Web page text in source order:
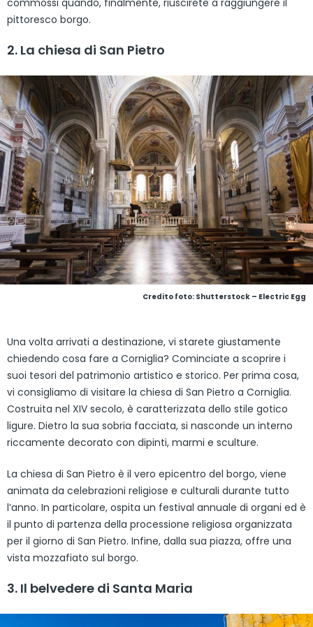
commossi quando, finalmente, riuscirete a raggiungere il
pittoresco borgo.
2. La chiesa di San Pietro
Credito foto: Shutterstock – Electric Egg
Una volta arrivati a destinazione, vi starete giustamente
chiedendo cosa fare a Corniglia? Cominciate a scoprire i
suoi tesori del patrimonio artistico e storico. Per prima cosa,
vi consigliamo di visitare la chiesa di San Pietro a Corniglia.
Costruita nel XIV secolo, è caratterizzata dello stile gotico
ligure. Dietro la sua sobria facciata, si nasconde un interno
riccamente decorato con dipinti, marmi e sculture.
La chiesa di San Pietro è il vero epicentro del borgo, viene
animata da celebrazioni religiose e culturali durante tutto
l’anno. In particolare, ospita un festival annuale di organi ed è
il punto di partenza della processione religiosa organizzata
per il giorno di San Pietro. Infine, dalla sua piazza, offre una
vista mozzafiato sul borgo.
3. Il belvedere di Santa Maria